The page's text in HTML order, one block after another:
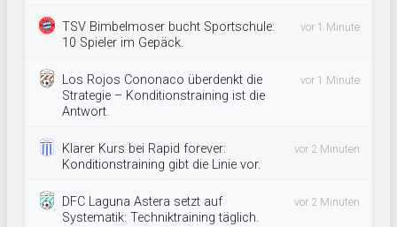
TSV Bimbelmoser bucht Sportschule:
10 Spieler im Gepäck.
vor 1 Minute
Los Rojos Cononaco überdenkt die
Strategie – Konditionstraining ist die
Antwort.
vor 1 Minute
Klarer Kurs bei Rapid forever:
Konditionstraining gibt die Linie vor.
vor 2 Minuten
DFC Laguna Astera setzt auf
Systematik: Techniktraining täglich.
vor 2 Minuten